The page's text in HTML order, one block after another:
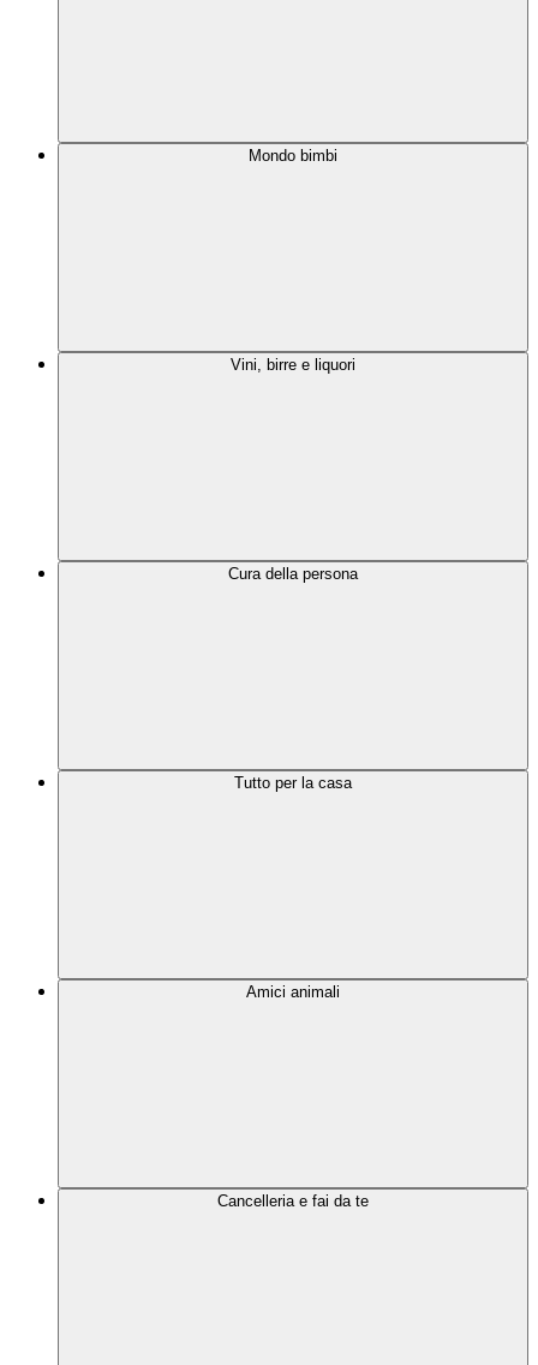
Mondo bimbi
Vini, birre e liquori
Cura della persona
Tutto per la casa
Amici animali
Cancelleria e fai da te